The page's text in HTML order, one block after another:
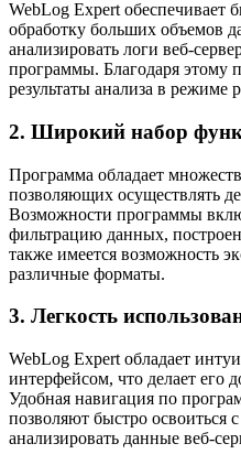
WebLog Expert
обработку больших объемов
анализировать логи веб-
программы. Благодаря этому
результаты анализа в режиме
2. Широкий набор
Программа обладает
позволяющих осуществлять
Возможности программы
фильтрацию данных,
также имеется возможность
различные форматы.
3. Легкость
WebLog Expert обладает
интерфейсом, что делает его
Удобная навигация по
позволяют быстро освоиться
анализировать данные веб-